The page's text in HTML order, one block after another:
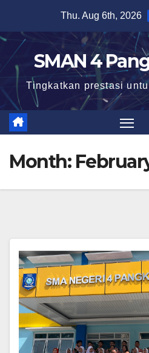
content
Thu. Aug 6th, 2026
SMAN 4
Tingkatkan prestasi
Month: